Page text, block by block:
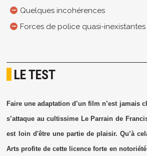
Quelques incohérences
Forces de police quasi-inexistantes
LE TEST
Faire une adaptation d’un film n’est jamais
s’attaque au cultissime Le Parrain de
est loin d'être une partie de plaisir. Qu’à
Arts profite de cette licence forte en